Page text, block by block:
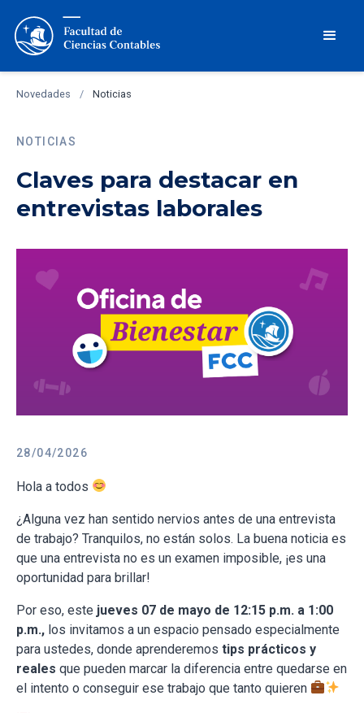
Novedades / Noticias
NOTICIAS
Claves para destacar en
entrevistas laborales
28/04/2026
Hola a todos
¿Alguna vez han sentido nervios antes de una entrevista
de trabajo? Tranquilos, no están solos. La buena noticia es
que una entrevista no es un examen imposible, ¡es una
oportunidad para brillar!
Por eso, este jueves 07 de mayo de 12:15 p.m. a 1:00
p.m., los invitamos a un espacio pensado especialmente
para ustedes, donde aprenderemos tips prácticos y
reales que pueden marcar la diferencia entre quedarse en
el intento o conseguir ese trabajo que tanto quieren